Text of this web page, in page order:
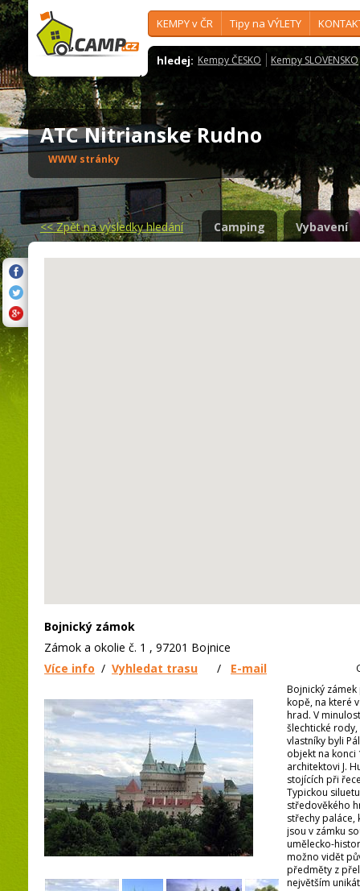
KEMPY v ČR Tipy na VÝLETY
hledej: Kempy ČESKO Kempy SLOVENSKO
ATC Nitrianske Rudno
WWW stránky
<<Zpět na výsledky hledání Camping Vybavení
Bojnický zámok
Zámok a okolie č. 1 , 97201 Bojnice
Více info / Vyhledat trasu / E-mail
Bojnický
kopě, na které
hrad. V
šlechtické
vlastníky byli
objekt na
architektovi J.
stojících při
Typickou
středověkého
střechy paláce,
jsou v zámku
umělecko-
možno vidět
předměty z
největším